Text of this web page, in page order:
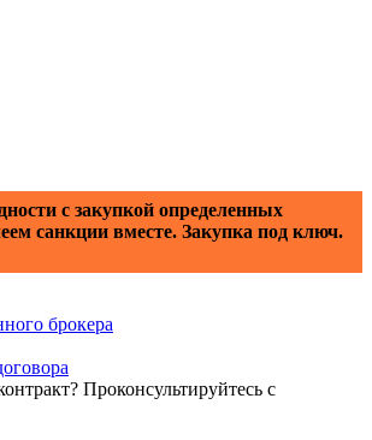
с закупкой определенных
санкции вместе. Закупка под ключ.
брокера
Проконсультируйтесь с